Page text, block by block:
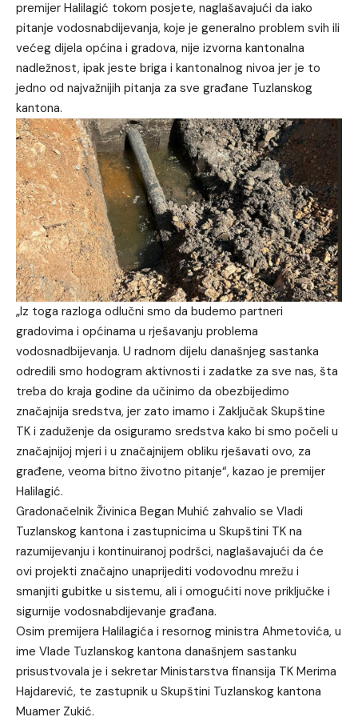
premijer Halilagić tokom posjete, naglašavajući da iako
pitanje vodosnabdijevanja, koje je generalno problem svih ili
većeg dijela općina i gradova, nije izvorna kantonalna
nadležnost, ipak jeste briga i kantonalnog nivoa jer je to
jedno od najvažnijih pitanja za sve građane Tuzlanskog
kantona.
„Iz toga razloga odlučni smo da budemo partneri
gradovima i općinama u rješavanju problema
vodosnadbijevanja. U radnom dijelu današnjeg sastanka
odredili smo hodogram aktivnosti i zadatke za sve nas, šta
treba do kraja godine da učinimo da obezbijedimo
značajnija sredstva, jer zato imamo i Zaključak Skupštine
TK i zaduženje da osiguramo sredstva kako bi smo počeli u
značajnijoj mjeri i u značajnijem obliku rješavati ovo, za
građene, veoma bitno životno pitanje“, kazao je premijer
Halilagić.
Gradonačelnik Živinica Began Muhić zahvalio se Vladi
Tuzlanskog kantona i zastupnicima u Skupštini TK na
razumijevanju i kontinuiranoj podršci, naglašavajući da će
ovi projekti značajno unaprijediti vodovodnu mrežu i
smanjiti gubitke u sistemu, ali i omogućiti nove priključke i
sigurnije vodosnabdijevanje građana.
Osim premijera Halilagića i resornog ministra Ahmetovića, u
ime Vlade Tuzlanskog kantona današnjem sastanku
prisustvovala je i sekretar Ministarstva finansija TK Merima
Hajdarević, te zastupnik u Skupštini Tuzlanskog kantona
Muamer Zukić.